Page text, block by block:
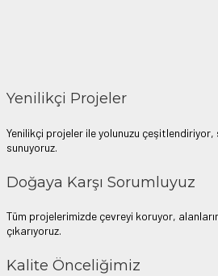
Yenilikçi Projeler
Yenilikçi projeler ile yolunuzu
sunuyoruz.
Doğaya Karşı Sorumluyuz
Tüm projelerimizde çevreyi koruyor,
çıkarıyoruz.
Kalite Önceliğimiz